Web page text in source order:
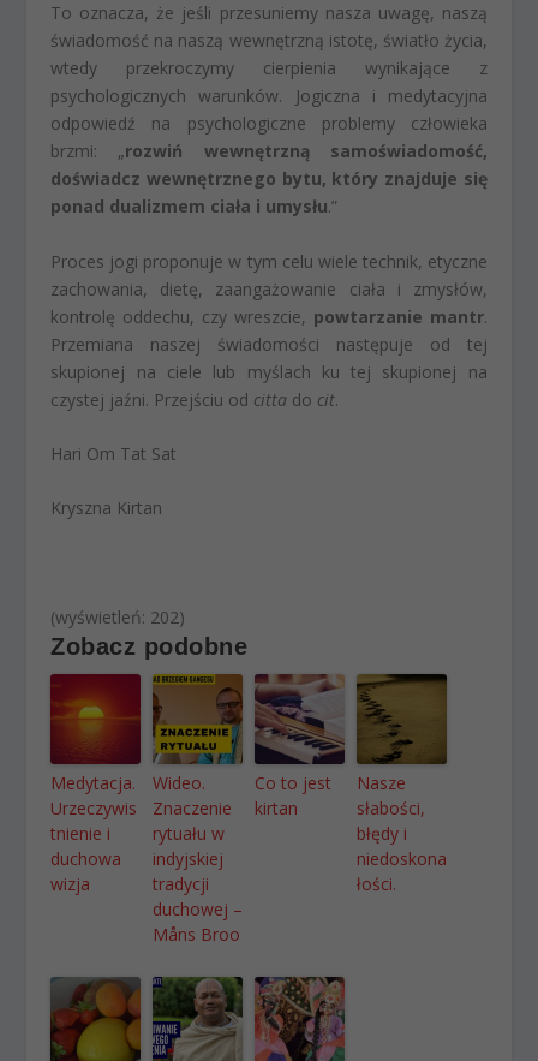
To oznacza, że jeśli przesuniemy nasza uwagę, naszą
świadomość na naszą wewnętrzną istotę, światło życia,
wtedy przekroczymy cierpienia wynikające z
psychologicznych warunków. Jogiczna i medytacyjna
odpowiedź na psychologiczne problemy człowieka
brzmi: „rozwiń wewnętrzną samoświadomość,
doświadcz wewnętrznego bytu, który znajduje się
ponad dualizmem ciała i umysłu.”
Proces jogi proponuje w tym celu wiele technik, etyczne
zachowania, dietę, zaangażowanie ciała i zmysłów,
kontrolę oddechu, czy wreszcie, powtarzanie mantr.
Przemiana naszej świadomości następuje od tej
skupionej na ciele lub myślach ku tej skupionej na
czystej jaźni. Przejściu od citta do cit.
Hari Om Tat Sat
Kryszna Kirtan
(wyświetleń: 202)
Zobacz podobne
Medytacja.
Urzeczywis
tnienie i
duchowa
wizja
Wideo.
Znaczenie
rytuału w
indyjskiej
tradycji
duchowej –
Måns Broo
Co to jest
kirtan
Nasze
słabości,
błędy i
niedoskona
łości.